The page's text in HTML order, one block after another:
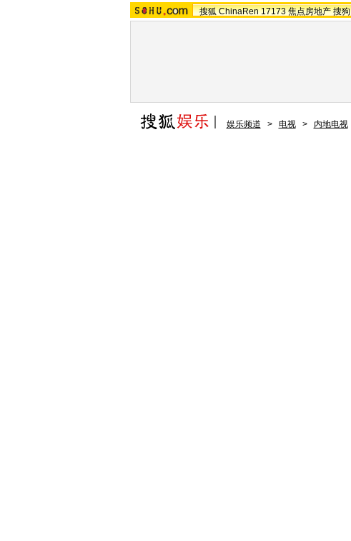
搜狐 ChinaRen 17173 焦点房地产 搜狗
娱乐频道 > 电视 > 内地电视